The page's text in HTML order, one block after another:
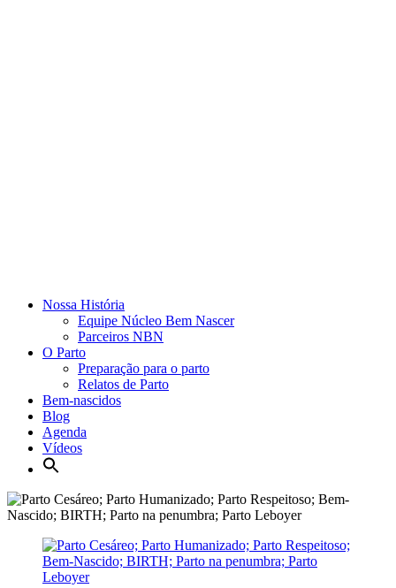
Nossa História
Equipe Núcleo Bem Nascer
Parceiros NBN
O Parto
Preparação para o parto
Relatos de Parto
Bem-nascidos
Blog
Agenda
Vídeos